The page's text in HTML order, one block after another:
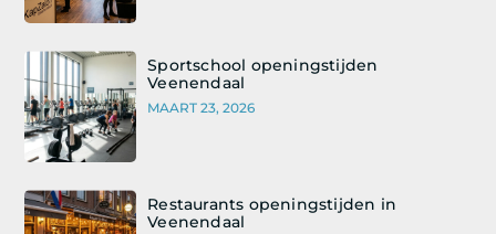
Sportschool openingstijden
Veenendaal
MAART 23, 2026
Restaurants openingstijden in
Veenendaal